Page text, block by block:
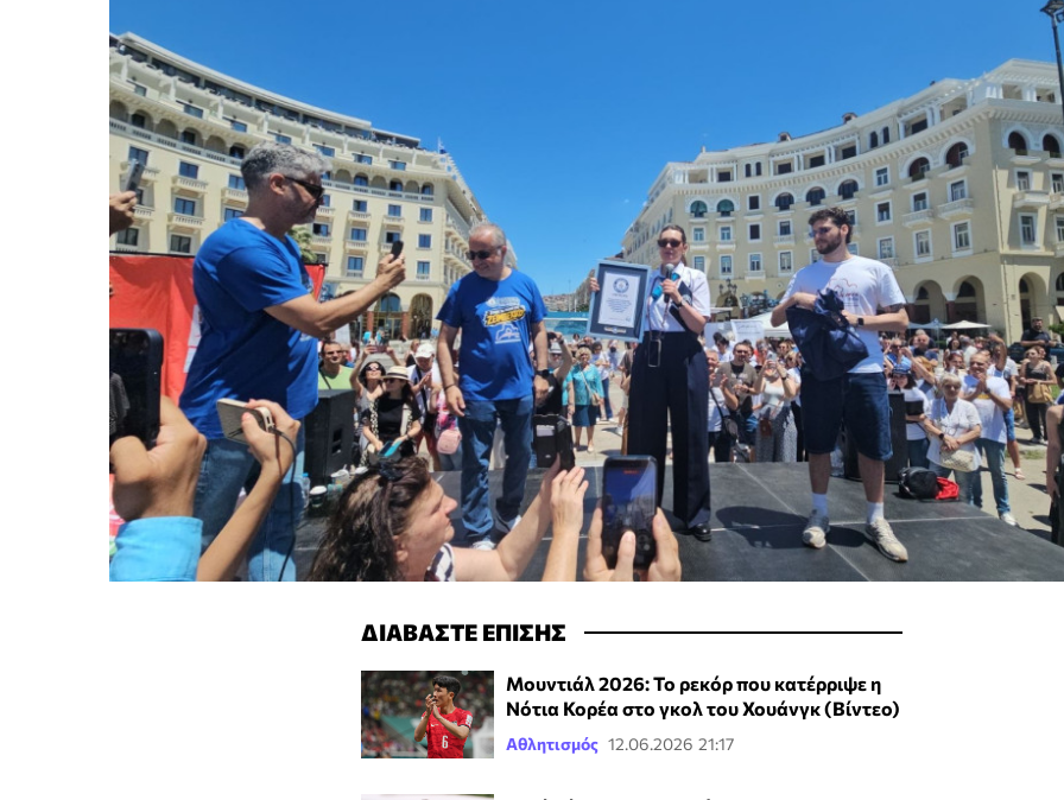
ΔΙΑΒΑΣΤΕ ΕΠΙΣΗΣ
Μουντιάλ 2026: Το ρεκόρ που κατέρριψε η
Νότια Κορέα στο γκολ του Χουάνγκ (Βίντεο)
Αθλητισμός 12.06.2026 21:17